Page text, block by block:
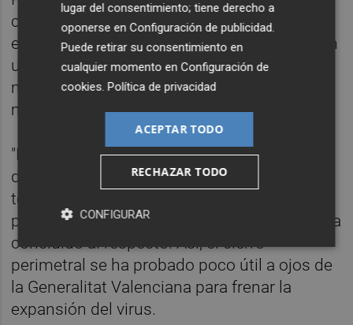
ciudad, el perimetraje era una constante
entrada y salida de personas que trabajan en
una actividad que requiere contar con
muchos proveedores y con la entrada de
muchos profesionales".
"Las medidas, a pesar de que han sido muy
duras, la restricción de movilidad no ha
tenido un efecto determinante para que
puedan decrecer el número de contagios", ha
concluido al respecto. Así, el cierre
perimetral se ha probado poco útil a ojos de
la Generalitat Valenciana para frenar la
expansión del virus.
lugar del consentimiento; tiene derecho a
oponerse enConfiguración de publicidad.
Puede retirar su consentimiento en
cualquier momento enConfiguración de
cookies.Política de privacidad
ACEPTAR TODO
RECHAZAR TODO
CONFIGURAR